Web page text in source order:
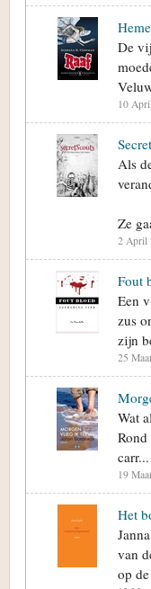
De
10
Als
Ze
2 April
Fout
Een
zus
zijn
25
Wat
carr...
19
Het
van
op